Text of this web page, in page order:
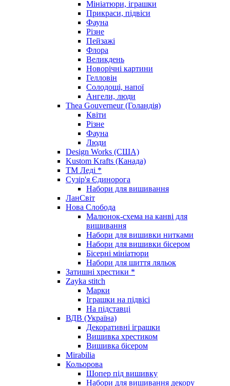
Мініатюри, іграшки
Прикраси, підвіси
Фауна
Різне
Пейзажі
Флора
Великдень
Новорічні картини
Гелловін
Солодощі, напої
Ангели, люди
Thea Gouverneur (Голандія)
Квіти
Різне
Фауна
Люди
Design Works (США)
Kustom Krafts (Канада)
ТМ Леді *
Сузір'я Єдинорога
Набори для вишивання
ЛанСвіт
Нова Слобода
Малюнок-схема на канві для
вишивання
Набори для вишивки нитками
Набори для вишивки бісером
Бісерні мініатюри
Набори для шиття ляльок
Затишні хрестики *
Zayka stitch
Марки
Іграшки на підвісі
На підставці
ВДВ (Україна)
Декоративні іграшки
Вишивка хрестиком
Вишивка бісером
Mirabilia
Кольорова
Шопер під вишивку
Набори для вишивання декору